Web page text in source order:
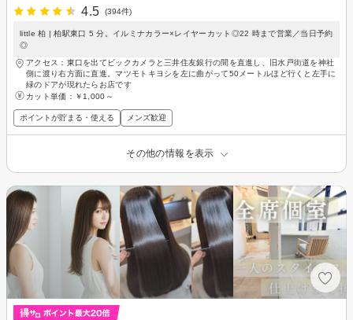
4.5
(394件)
little 柏 | 柏駅東口 5 分。イルミナカラー×レイヤーカット◎22 時まで営業／当日予約
◎
アクセス：東口を出てビックカメラと三井住友銀行の間を直進し、旧水戸街道を神社
側に渡り右方面に直進。マツモトキヨシを左に曲がって50メートルほど行くと左手に
緑のドアが現れたらお店です
カット単価： ￥1,000～
ポイントが貯まる・使える メンズ歓迎
その他の情報を表示